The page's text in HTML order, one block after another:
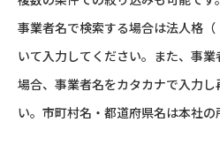
事業者名で検索する場合は法人格
いて入力してください。また、事
場合、事業者名をカタカナで入力
い。市町村名・都道府県名は本社の